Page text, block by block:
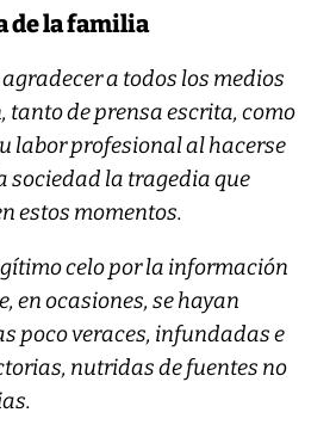
de la familia
a todos los medios
tanto de prensa escrita, como
labor profesional al hacerse
sociedad la tragedia que
estos momentos.
celo por la información
en ocasiones, se hayan
poco veraces, infundadas e
nutridas de fuentes no